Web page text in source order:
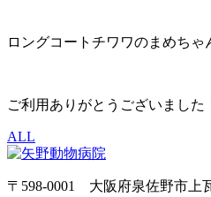
ロングコートチワワのまめち
ご利用ありがとうございまし
ALL
〒598-0001 大阪府泉佐野市上